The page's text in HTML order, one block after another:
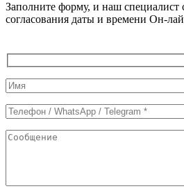
Заполните форму, и наш специалист
согласования даты и времени Он-
Служебные
поля
формы